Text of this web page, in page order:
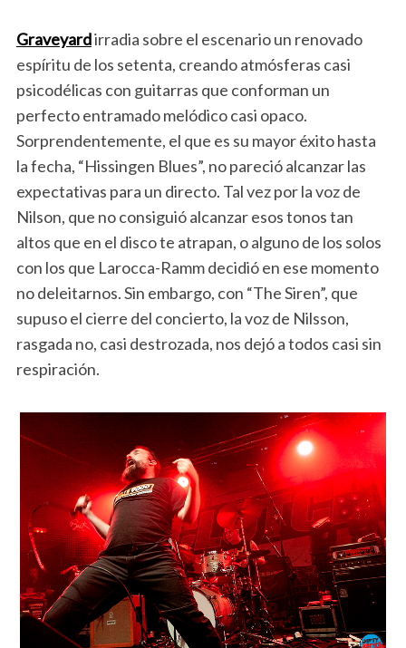
Graveyardirradia sobre el escenario un renovado
espíritu de los setenta, creando atmósferas casi
psicodélicas con guitarras que conforman un
perfecto entramado melódico casi opaco.
Sorprendentemente, el que es su mayor éxito hasta
la fecha, “Hissingen Blues”, no pareció alcanzar las
expectativas para un directo. Tal vez por la voz de
Nilson, que no consiguió alcanzar esos tonos tan
altos que en el disco te atrapan, o alguno de los solos
con los que Larocca-Ramm decidió en ese momento
no deleitarnos. Sin embargo, con “The Siren”, que
supuso el cierre del concierto, la voz de Nilsson,
rasgada no, casi destrozada, nos dejó a todos casi sin
respiración.